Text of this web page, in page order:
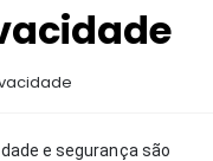
e segurança são